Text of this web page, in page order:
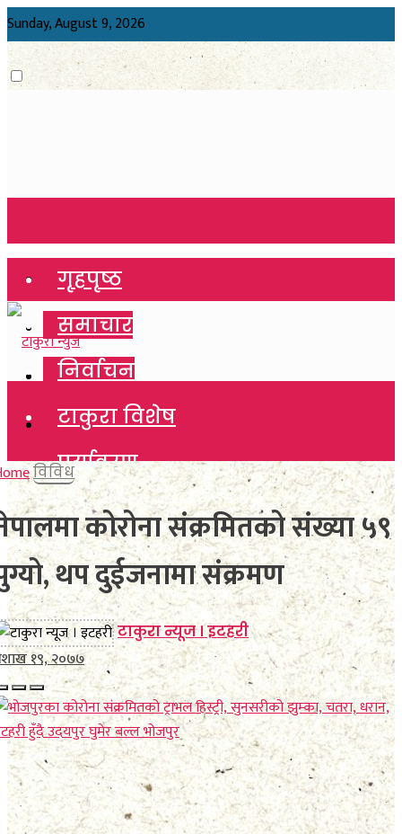
Sunday, August 9, 2026
गृहपृष्ठ
समाचार
निर्वाचन
टाकुरा विशेष
पर्यावरण
विचार
कला साहित्य
खेलकुद
विविध
अन्तर्वार्ता
मनाेरञ्जन
फाेटाे फिचर
गृहपृष्ठ
समाचार
निर्वाचन
टाकुरा विशेष
पर्यावरण
विचार
कला साहित्य
खेलकुद
विविध
अन्तर्वार्ता
मनाेरञ्जन
फाेटाे फिचर
निर्वाचन
विविध
कोरोना संक्रमितको संख्या ५९
थप दुईजनामा संक्रमण
टाकुरा न्यूज । इटहरी
१९, २०७७